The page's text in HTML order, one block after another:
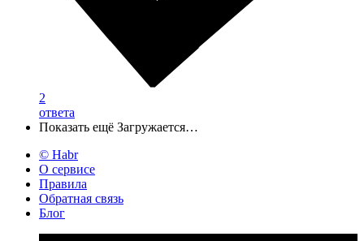
2
ответа
Показать ещё Загружается…
© Habr
О сервисе
Правила
Обратная связь
Блог